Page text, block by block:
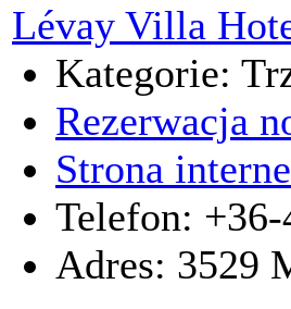
Lévay Villa
Kategorie:
Rezerwacja
Strona
Telefon:
Adres: 3529